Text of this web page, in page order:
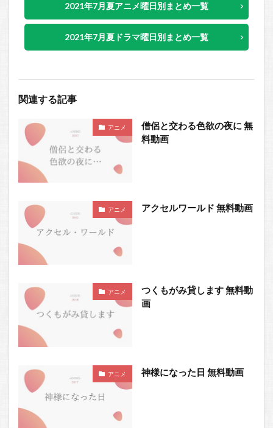
2021年7月夏アニメ曜日別まとめ一覧
2021年7月夏ドラマ曜日別まとめ一覧
関連する記事
アニメ
僧侶と交わる色欲の夜に 無
料動画
アニメ アクセルワールド 無料動画
アニメ
つくもがみ貸します 無料動
画
アニメ 神様になった日 無料動画